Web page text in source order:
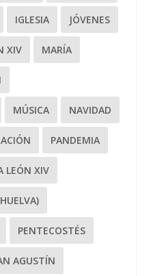
IGLESIA JÓVENES
XIV MARÍA
MÚSICA NAVIDAD
PANDEMIA
LEÓN XIV
PENTECOSTÉS
AGUSTÍN